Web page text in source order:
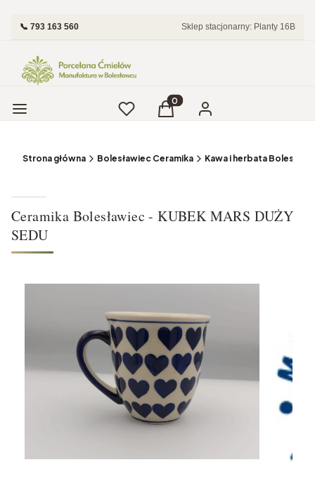
📞 793 163 560 Sklep stacjonarny: Planty 16B
Menu UlubioneProdukty w koszyku: 0.
Koszyk Zaloguj się
Strona główna Bolesławiec Ceramika Kawa i herbata
Ceramika Bolesławiec - KUBEK MARS DUŻY
SEDU